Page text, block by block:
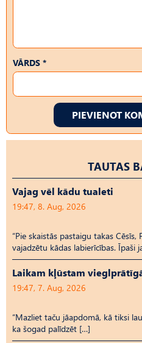
VĀRDS *
PIEVIENOT
TAUTAS
Vajag vēl kādu tualeti
19:47, 8. Aug, 2026
“Pie skaistās pastaigu takas
vajadzētu kādas labierīcības. Īpaši
Laikam kļūstam
19:47, 7. Aug, 2026
“Mazliet taču jāapdomā, kā tiksi
ka šogad palīdzēt […]